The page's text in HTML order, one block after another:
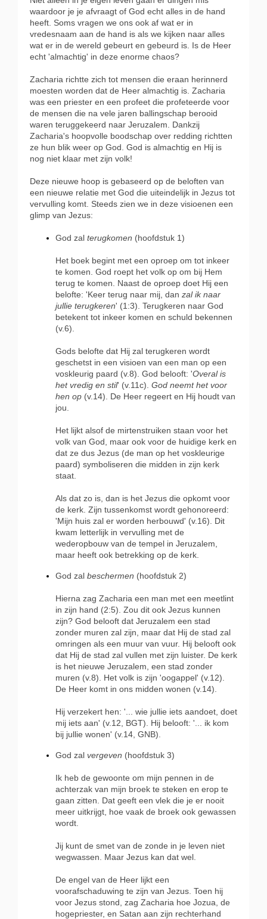
waardoor je je afvraagt of God echt alles in de hand
heeft. Soms vragen we ons ook af wat er in
vredesnaam aan de hand is als we kijken naar alles
wat er in de wereld gebeurt en gebeurd is. Is de Heer
echt 'almachtig' in deze enorme chaos?
Zacharia richtte zich tot mensen die eraan herinnerd
moesten worden dat de Heer almachtig is. Zacharia
was een priester en een profeet die profeteerde voor
de mensen die na vele jaren ballingschap berooid
waren teruggekeerd naar Jeruzalem. Dankzij
Zacharia's hoopvolle boodschap over redding richtten
ze hun blik weer op God. God is almachtig en Hij is
nog niet klaar met zijn volk!
Deze nieuwe hoop is gebaseerd op de beloften van
een nieuwe relatie met God die uiteindelijk in Jezus tot
vervulling komt. Steeds zien we in deze visioenen een
glimp van Jezus:
God zal terugkomen (hoofdstuk 1)
Het boek begint met een oproep om tot inkeer
te komen. God roept het volk op om bij Hem
terug te komen. Naast de oproep doet Hij een
belofte: 'Keer terug naar mij, dan zal ik naar
jullie terugkeren' (1:3). Terugkeren naar God
betekent tot inkeer komen en schuld bekennen
(v.6).
Gods belofte dat Hij zal terugkeren wordt
geschetst in een visioen van een man op een
voskleurig paard (v.8). God belooft: 'Overal is
het vredig en stil' (v.11c). God neemt het voor
hen op (v.14). De Heer regeert en Hij houdt van
jou.
Het lijkt alsof de mirtenstruiken staan voor het
volk van God, maar ook voor de huidige kerk en
dat ze dus Jezus (de man op het voskleurige
paard) symboliseren die midden in zijn kerk
staat.
Als dat zo is, dan is het Jezus die opkomt voor
de kerk. Zijn tussenkomst wordt gehonoreerd:
'Mijn huis zal er worden herbouwd' (v.16). Dit
kwam letterlijk in vervulling met de
wederopbouw van de tempel in Jeruzalem,
maar heeft ook betrekking op de kerk.
God zal beschermen (hoofdstuk 2)
Hierna zag Zacharia een man met een meetlint
in zijn hand (2:5). Zou dit ook Jezus kunnen
zijn? God belooft dat Jeruzalem een stad
zonder muren zal zijn, maar dat Hij de stad zal
omringen als een muur van vuur. Hij belooft ook
dat Hij de stad zal vullen met zijn luister. De kerk
is het nieuwe Jeruzalem, een stad zonder
muren (v.8). Het volk is zijn 'oogappel' (v.12).
De Heer komt in ons midden wonen (v.14).
Hij verzekert hen: '... wie jullie iets aandoet, doet
mij iets aan' (v.12, BGT). Hij belooft: '... ik kom
bij jullie wonen' (v.14, GNB).
God zal vergeven (hoofdstuk 3)
Ik heb de gewoonte om mijn pennen in de
achterzak van mijn broek te steken en erop te
gaan zitten. Dat geeft een vlek die je er nooit
meer uitkrijgt, hoe vaak de broek ook gewassen
wordt.
Jij kunt de smet van de zonde in je leven niet
wegwassen. Maar Jezus kan dat wel.
De engel van de Heer lijkt een
voorafschaduwing te zijn van Jezus. Toen hij
voor Jezus stond, zag Zacharia hoe Jozua, de
hogepriester, en Satan aan zijn rechterhand